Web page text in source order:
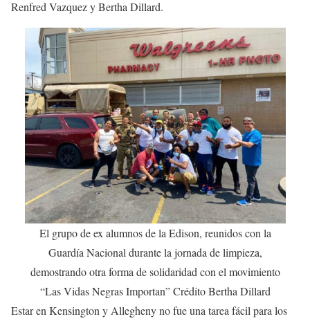
Renfred Vazquez y Bertha Dillard.
El grupo de ex alumnos de la Edison, reunidos con la
Guardía Nacional durante la jornada de limpieza,
demostrando otra forma de solidaridad con el movimiento
“Las Vidas Negras Importan” Crédito Bertha Dillard
Estar en Kensington y Allegheny no fue una tarea fácil para los